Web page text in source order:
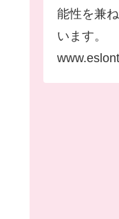
能性を兼
います。